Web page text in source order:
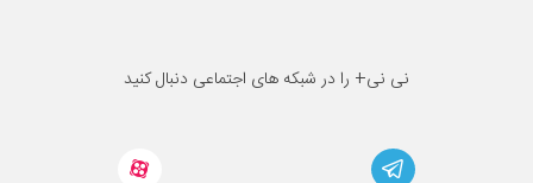
نی نی+ را در شبکه های اجتماعی دنبال کنید